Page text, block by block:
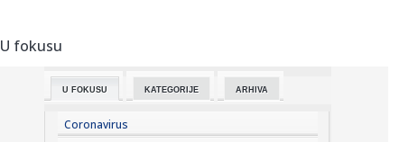
08:20:
08:16: Кошаркашице Србије млађе од 18 ...
U fokusu
U FOKUSU KATEGORIJE ARHIVA
Coronavirus